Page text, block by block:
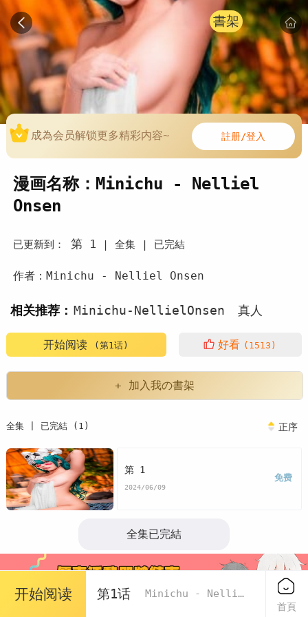
書架
成為会员解锁更多精彩内容~ 註册/登入
漫画名称：Minichu - Nelliel
Onsen
已更新到： 第 1 | 全集 | 已完結
作者：Minichu - Nelliel Onsen
相关推荐： Minichu-NellielOnsen 真人
开始阅读 (第1话) 好看 (1513)
+ 加入我の書架
全集 | 已完結 (1) 正序
第 1
2024/06/09
免费
全集已完結
开始阅读 第1话 Minichu - Nelliel Onsen
首頁